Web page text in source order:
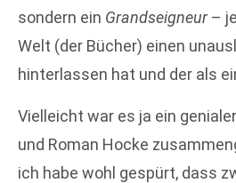
sondern ein Grandseigneur–
Welt (der Bücher) einen
hinterlassen hat und der als
Vielleicht war es ja ein
und Roman Hocke
ich habe wohl gespürt, dass